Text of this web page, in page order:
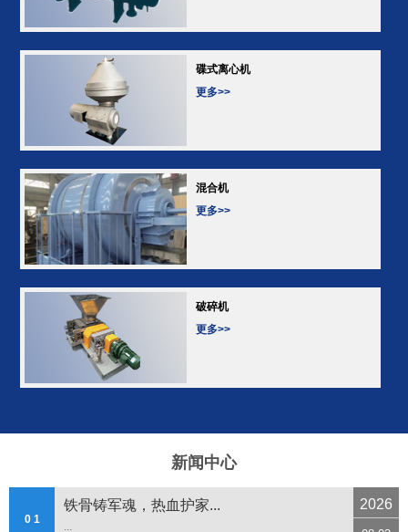
碟式离心机
更多>>
混合机
更多>>
破碎机
更多>>
新闻中心
0 1
铁骨铸军魂，热血护家...
...
2026